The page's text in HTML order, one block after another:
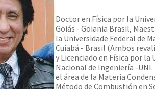
Doctor en Física por la
Goiás - Goiania Brasil,
la Universidade Federal de
Cuiabá - Brasil (Ambos
y Licenciado en Física por la
Nacional de Ingeniería -
el área de la Materia
Método de Combustión en